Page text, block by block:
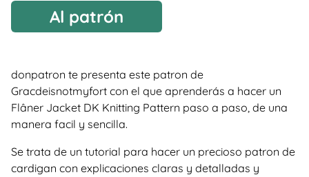
Al patrón
donpatron te presenta este patron de
Gracdeisnotmyfort con el que aprenderás a hacer un
Flâner Jacket DK Knitting Pattern paso a paso, de una
manera facil y sencilla.
Se trata de un tutorial para hacer un precioso patron de
cardigan con explicaciones claras y detalladas y